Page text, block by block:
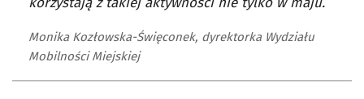
Monika Kozłowska-Święconek, dyrektorka Wydziału
Mobilności Miejskiej